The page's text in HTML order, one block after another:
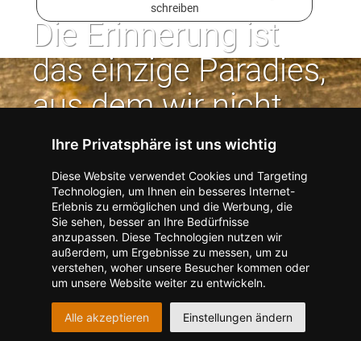
Ihre Privatsphäre ist uns wichtig
Diese Website verwendet Cookies und Targeting
Technologien, um Ihnen ein besseres Internet-
Erlebnis zu ermöglichen und die Werbung, die
Sie sehen, besser an Ihre Bedürfnisse
anzupassen. Diese Technologien nutzen wir
außerdem, um Ergebnisse zu messen, um zu
verstehen, woher unsere Besucher kommen oder
um unsere Website weiter zu entwickeln.
Alle akzeptieren Einstellungen ändern
schreiben
Die Erinnerung ist
das einzige Paradies,
aus dem wir nicht
vertrieben werden
können. | Jean Paul
Kontakt zum Verlag aufnehmen Missbrauch melden
Impressum Datenschutz
Barrierefreiheit
Barriere melden
m
A
c
c
e
Accessibility-Modus aktivieren
I
m
K
o
n
Kontrastmodus aktivieren
Hilfe
eigenes Gedenkportal erstellen
Vertrag widerrufen